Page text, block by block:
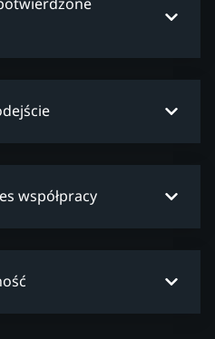
współpracy